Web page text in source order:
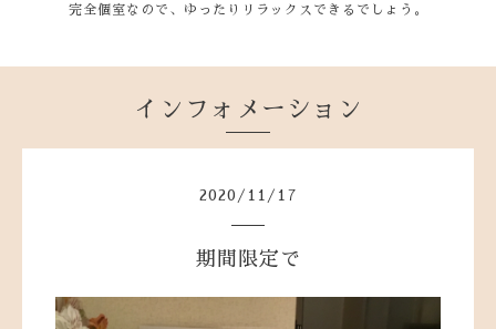
完全個室なので、ゆったりリラックスできるでしょう。
インフォメーション
2020 / 11 / 17
期間限定で